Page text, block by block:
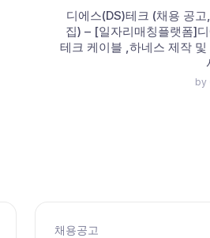
디에스(DS)테크 (채용 공
집) – [일자리매칭플랫폼]
테크 케이블 ,하네스 제작 및
by
채용공고